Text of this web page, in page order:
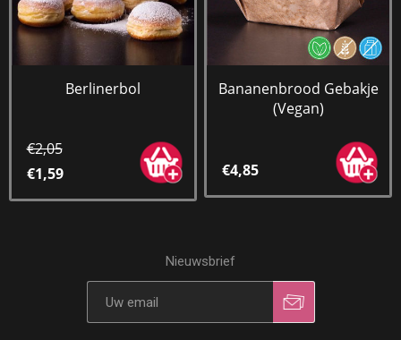
Berlinerbol
€2,05
€1,59
Bananenbrood Gebakje
(Vegan)
€4,85
Nieuwsbrief